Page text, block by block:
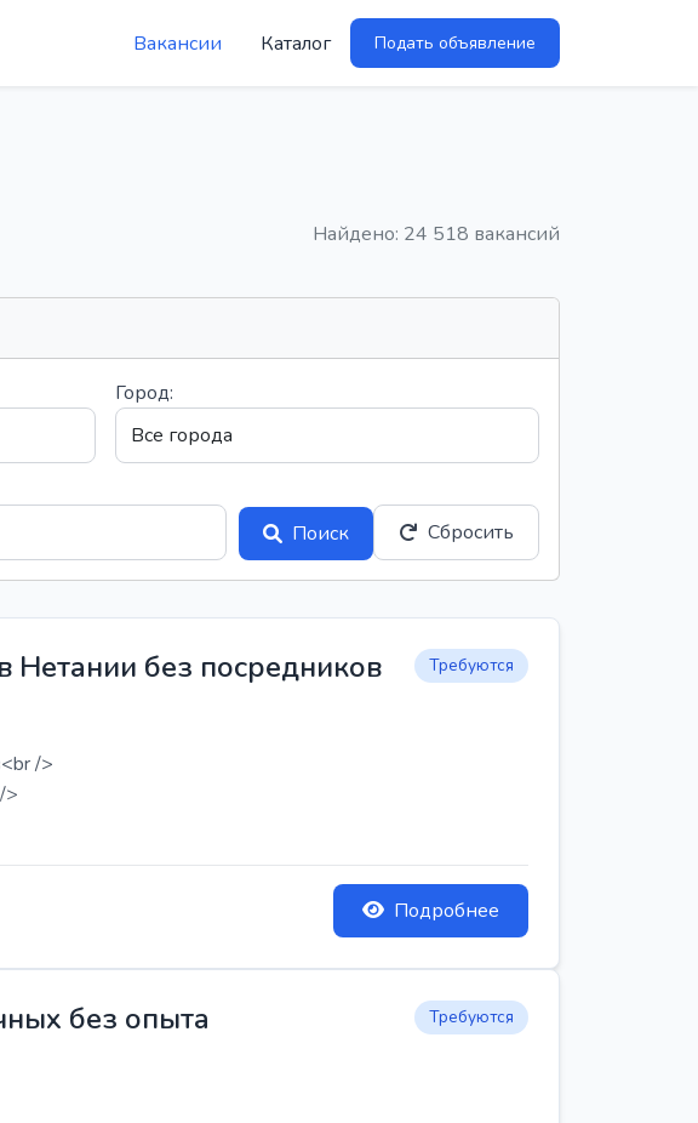
Вакансии Каталог Подать объявление
Найдено: 24 518 вакансий
Город:
Поиск
Сбросить
Нетании без посредников Требуются
/>
>
Подробнее
без опыта Требуются